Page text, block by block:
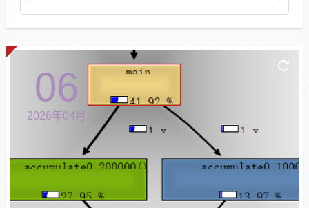
06
2026年04月